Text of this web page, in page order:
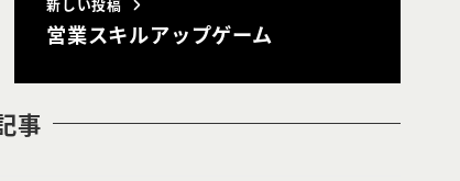
新しい投稿
営業スキルアップゲーム
事